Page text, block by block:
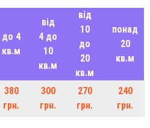
до 4
кв.м
від
4 до
10
кв.м
від
10
до
20
кв.м
понад
20
кв.м
380
грн.
300
грн.
270
грн.
240
грн.